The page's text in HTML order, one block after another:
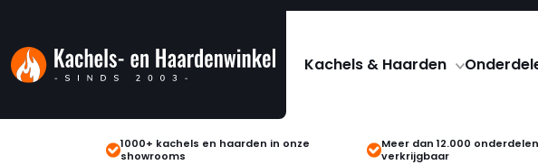
Kachels & Haarden
1000+ kachels en haarden in onze
showrooms
Meer dan 12.000 onderdelen
verkrijgbaar